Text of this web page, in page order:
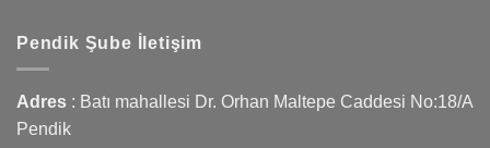
Pendik Şube İletişim
Adres : Batı mahallesi Dr. Orhan Maltepe Caddesi No:18/A
Pendik